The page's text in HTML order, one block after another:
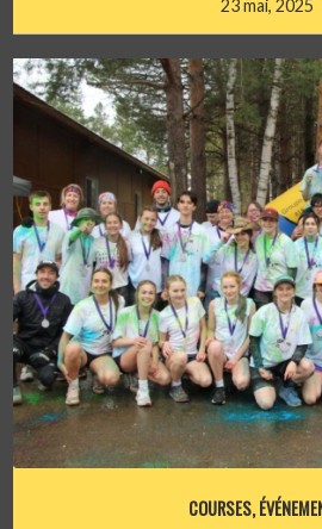
23 mai, 2025
COURSES,